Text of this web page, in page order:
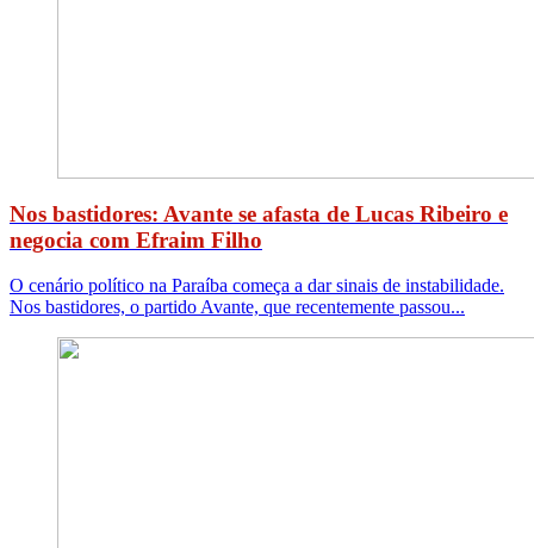
Nos bastidores: Avante se afasta de Lucas Ribeiro e
negocia com Efraim Filho
O cenário político na Paraíba começa a dar sinais de instabilidade.
Nos bastidores, o partido Avante, que recentemente passou...